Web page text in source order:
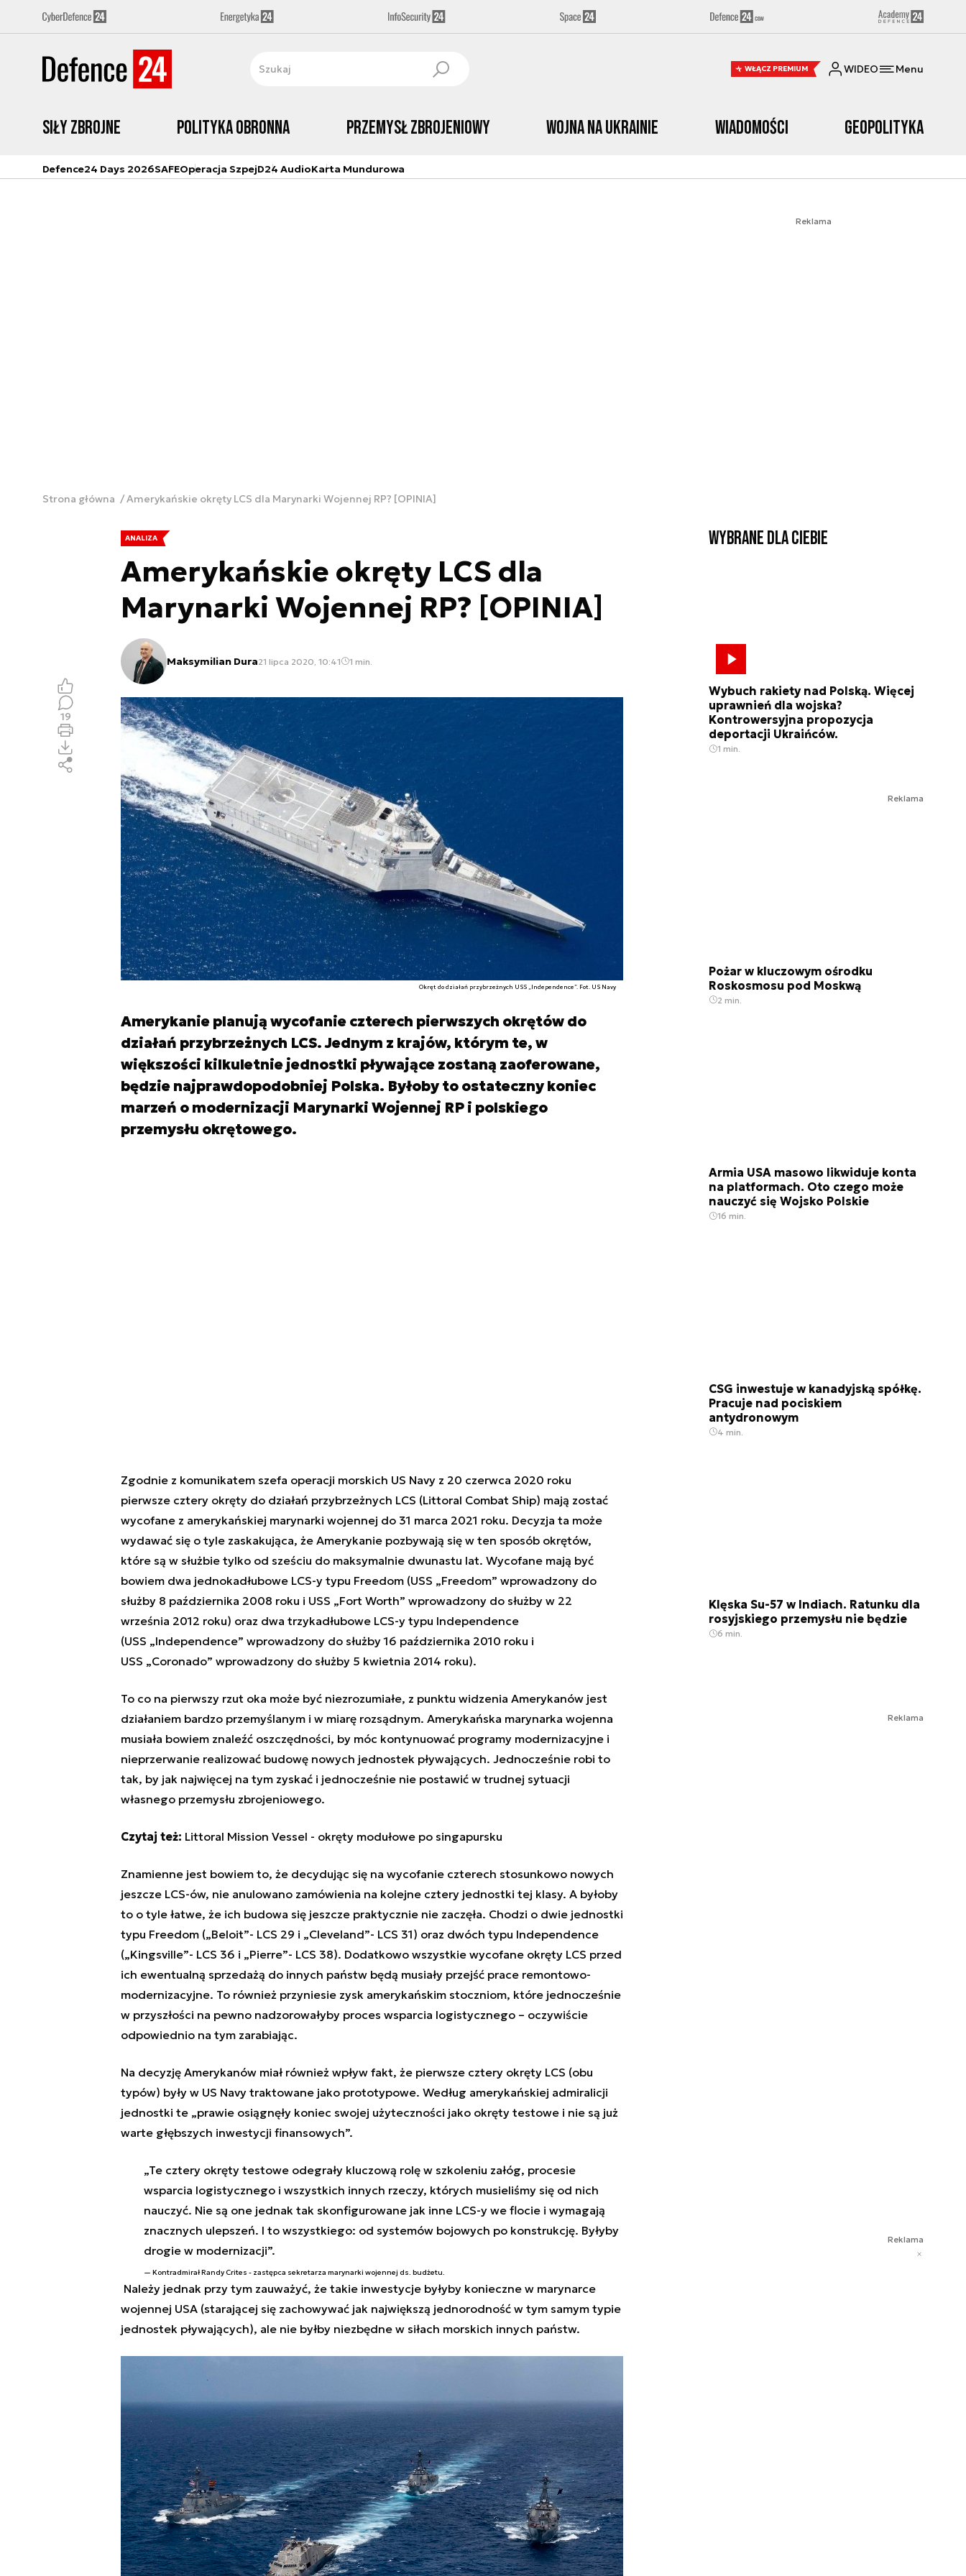
WŁĄCZ PREMIUM WIDEO Menu
Siły zbrojne Polityka obronna Przemysł Zbrojeniowy Wojna na Ukrainie Wiadomości Geopolityka
Defence24 Days 2026SAFEOperacja SzpejD24 AudioKarta Mundurowa
Reklama
Strona główna Amerykańskie okręty LCS dla Marynarki Wojennej RP? [OPINIA]
ANALIZA
Amerykańskie okręty LCS dla
Marynarki Wojennej RP? [OPINIA]
Maksymilian Dura21 lipca 2020, 10:41 1 min.
Okręt do działań przybrzeżnych USS „Independence”. Fot. US Navy
Amerykanie planują wycofanie czterech pierwszych okrętów do
działań przybrzeżnych LCS. Jednym z krajów, którym te, w
większości kilkuletnie jednostki pływające zostaną zaoferowane,
będzie najprawdopodobniej Polska. Byłoby to ostateczny koniec
marzeń o modernizacji Marynarki Wojennej RP i polskiego
przemysłu okrętowego.
19
Zgodnie z komunikatem szefa operacji morskich US Navy z 20 czerwca 2020 roku
pierwsze cztery okręty do działań przybrzeżnych LCS (Littoral Combat Ship) mają zostać
wycofane z amerykańskiej marynarki wojennej do 31 marca 2021 roku. Decyzja ta może
wydawać się o tyle zaskakująca, że Amerykanie pozbywają się w ten sposób okrętów,
które są w służbie tylko od sześciu do maksymalnie dwunastu lat. Wycofane mają być
bowiem dwa jednokadłubowe LCS-y typu Freedom (USS „Freedom” wprowadzony do
służby 8 października 2008 roku i USS „Fort Worth” wprowadzony do służby w 22
września 2012 roku) oraz dwa trzykadłubowe LCS-y typu Independence
(USS „Independence” wprowadzony do służby 16 października 2010 roku i
USS „Coronado” wprowadzony do służby 5 kwietnia 2014 roku).
To co na pierwszy rzut oka może być niezrozumiałe, z punktu widzenia Amerykanów jest
działaniem bardzo przemyślanym i w miarę rozsądnym. Amerykańska marynarka wojenna
musiała bowiem znaleźć oszczędności, by móc kontynuować programy modernizacyjne i
nieprzerwanie realizować budowę nowych jednostek pływających. Jednocześnie robi to
tak, by jak najwięcej na tym zyskać i jednocześnie nie postawić w trudnej sytuacji
własnego przemysłu zbrojeniowego.
Czytaj też: Littoral Mission Vessel - okręty modułowe po singapursku
Znamienne jest bowiem to, że decydując się na wycofanie czterech stosunkowo nowych
jeszcze LCS-ów, nie anulowano zamówienia na kolejne cztery jednostki tej klasy. A byłoby
to o tyle łatwe, że ich budowa się jeszcze praktycznie nie zaczęła. Chodzi o dwie jednostki
typu Freedom („Beloit”- LCS 29 i „Cleveland”- LCS 31) oraz dwóch typu Independence
(„Kingsville”- LCS 36 i „Pierre”- LCS 38). Dodatkowo wszystkie wycofane okręty LCS przed
ich ewentualną sprzedażą do innych państw będą musiały przejść prace remontowo-
modernizacyjne. To również przyniesie zysk amerykańskim stoczniom, które jednocześnie
w przyszłości na pewno nadzorowałyby proces wsparcia logistycznego – oczywiście
odpowiednio na tym zarabiając.
Na decyzję Amerykanów miał również wpływ fakt, że pierwsze cztery okręty LCS (obu
typów) były w US Navy traktowane jako prototypowe. Według amerykańskiej admiralicji
jednostki te „prawie osiągnęły koniec swojej użyteczności jako okręty testowe i nie są już
warte głębszych inwestycji finansowych”.
„Te cztery okręty testowe odegrały kluczową rolę w szkoleniu załóg, procesie
wsparcia logistycznego i wszystkich innych rzeczy, których musieliśmy się od nich
nauczyć. Nie są one jednak tak skonfigurowane jak inne LCS-y we flocie i wymagają
znacznych ulepszeń. I to wszystkiego: od systemów bojowych po konstrukcję. Byłyby
drogie w modernizacji”.
Kontradmirał Randy Crites - zastępca sekretarza marynarki wojennej ds. budżetu.
Należy jednak przy tym zauważyć, że takie inwestycje byłyby konieczne w marynarce
wojennej USA (starającej się zachowywać jak największą jednorodność w tym samym typie
jednostek pływających), ale nie byłby niezbędne w siłach morskich innych państw.
Wybrane dla Ciebie
Wybuch rakiety nad Polską. Więcej
uprawnień dla wojska?
Kontrowersyjna propozycja
deportacji Ukraińców.
1 min.
Reklama
Pożar w kluczowym ośrodku
Roskosmosu pod Moskwą
2 min.
Armia USA masowo likwiduje konta
na platformach. Oto czego może
nauczyć się Wojsko Polskie
16 min.
CSG inwestuje w kanadyjską spółkę.
Pracuje nad pociskiem
antydronowym
4 min.
Klęska Su-57 w Indiach. Ratunku dla
rosyjskiego przemysłu nie będzie
6 min.
Reklama
Reklama